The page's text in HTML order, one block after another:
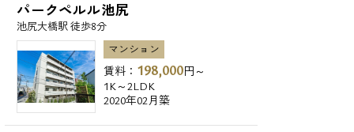
パークペルル池尻
池尻大橋駅 徒歩8分
マンション
賃料： 198,000円～
1K～2LDK
2020年02月築